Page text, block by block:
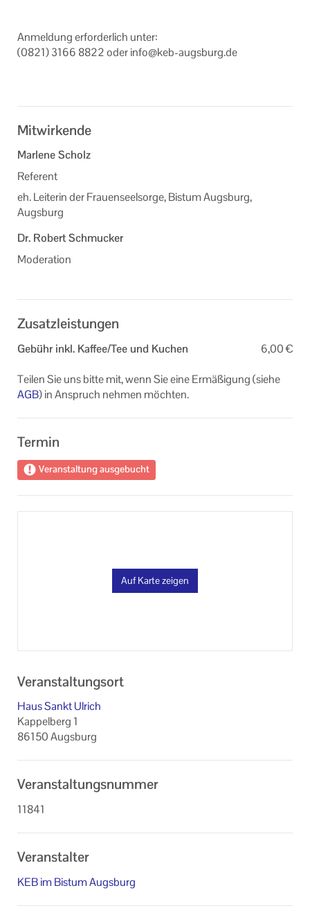
An­mel­dung er­for­der­lich unter:
(0821) 3166 8822 oder info@keb-​augsburg.de
Mitwirkende
Marlene Scholz
Referent
eh. Leiterin der Frauenseelsorge, Bistum Augsburg,
Augsburg
Dr. Robert Schmucker
Moderation
Zusatzleistungen
Gebühr inkl. Kaffee/Tee und Kuchen 6,00 €
Teilen Sie uns bitte mit, wenn Sie eine Ermäßigung (siehe
AGB) in Anspruch nehmen möchten.
Termin
Veranstaltung ausgebucht
Auf Karte zeigen
Veranstaltungsort
Haus Sankt Ulrich
Kappelberg 1
86150 Augsburg
Veranstaltungsnummer
11841
Veranstalter
KEB im Bistum Augsburg